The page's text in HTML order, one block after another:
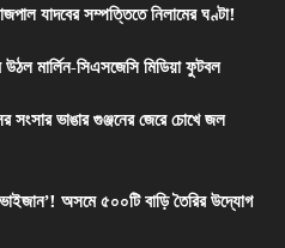
যাদবের সম্পত্তিতে নিলামের ঘণ্টা!
মার্লিন-সিএসজেসি মিডিয়া ফুটবল
সংসার ভাঙার গুঞ্জনের জেরে চোখে জল
অসমে ৫০০টি বাড়ি তৈরির উদ্যোগ